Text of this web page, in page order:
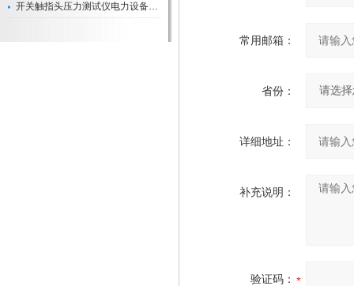
开关触指头压力测试仪电力设备安全的“隐形守护者”
常用邮箱：
省份：
详细地址：
补充说明：
验证码：